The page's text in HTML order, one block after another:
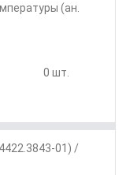
(ан.
0 шт.
01) /